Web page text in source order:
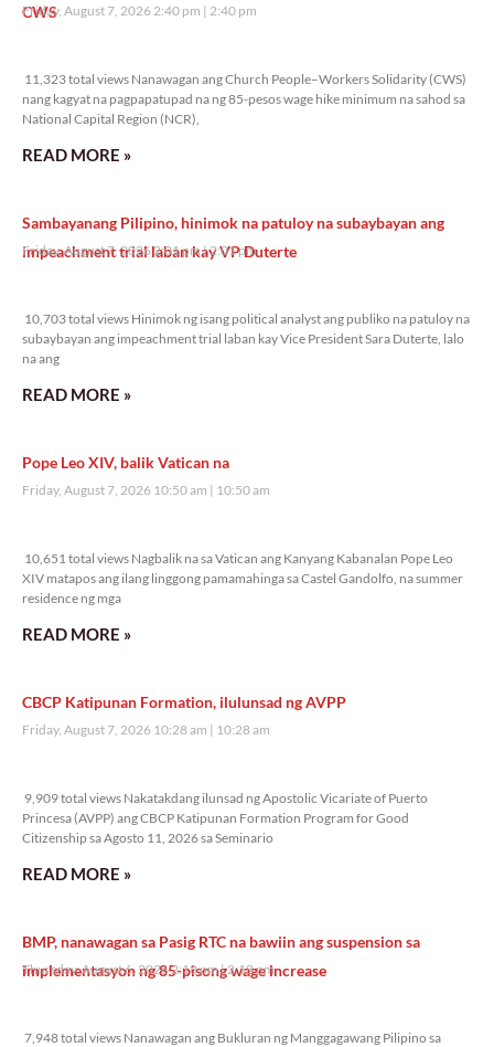
CWS
Friday, August 7, 2026 2:40 pm 2:40 pm
11,323 total views Nanawagan ang Church People–Workers Solidarity (CWS)
nang kagyat na pagpapatupad na ng 85-pesos wage hike minimum na sahod sa
National Capital Region (NCR),
READ MORE »
Sambayanang Pilipino, hinimok na patuloy na subaybayan ang
impeachment trial laban kay VP Duterte
Friday, August 7, 2026 2:01 pm 2:01 pm
10,703 total views Hinimok ng isang political analyst ang publiko na patuloy na
subaybayan ang impeachment trial laban kay Vice President Sara Duterte, lalo
na ang
READ MORE »
Pope Leo XIV, balik Vatican na
Friday, August 7, 2026 10:50 am 10:50 am
10,651 total views Nagbalik na sa Vatican ang Kanyang Kabanalan Pope Leo
XIV matapos ang ilang linggong pamamahinga sa Castel Gandolfo, na summer
residence ng mga
READ MORE »
CBCP Katipunan Formation, ilulunsad ng AVPP
Friday, August 7, 2026 10:28 am 10:28 am
9,909 total views Nakatakdang ilunsad ng Apostolic Vicariate of Puerto
Princesa (AVPP) ang CBCP Katipunan Formation Program for Good
Citizenship sa Agosto 11, 2026 sa Seminario
READ MORE »
BMP, nanawagan sa Pasig RTC na bawiin ang suspension sa
implementasyon ng 85-pisong wage increase
Thursday, August 6, 2026 2:18 pm 2:18 pm
7,948 total views Nanawagan ang Bukluran ng Manggagawang Pilipino sa